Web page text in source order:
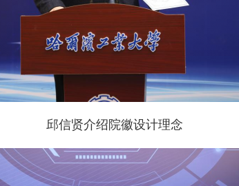
邱信贤介绍院徽设计理念